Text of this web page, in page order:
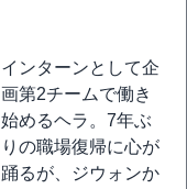
インターンとして企
画第2チームで働き
始めるヘラ。7年ぶ
りの職場復帰に心が
踊るが、ジウォンか